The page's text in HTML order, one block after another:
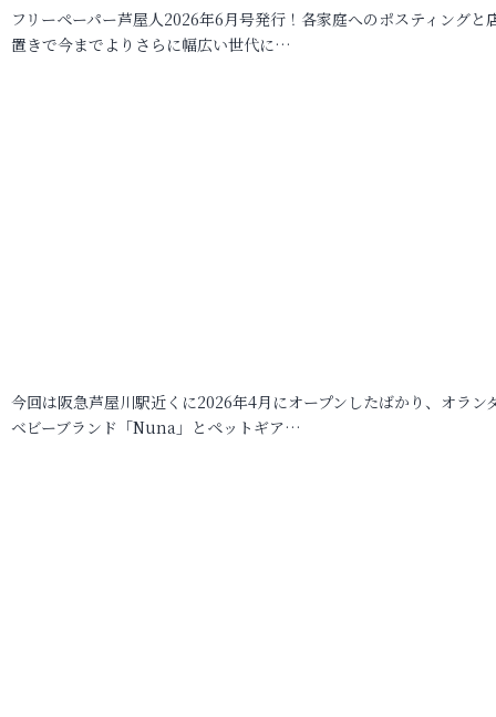
フリーペーパー芦屋人2026年6月号発行！各家庭へのポスティングと
置きで今までよりさらに幅広い世代に…
今回は阪急芦屋川駅近くに2026年4月にオープンしたばかり、オラン
ベビーブランド「Nuna」とペットギア…